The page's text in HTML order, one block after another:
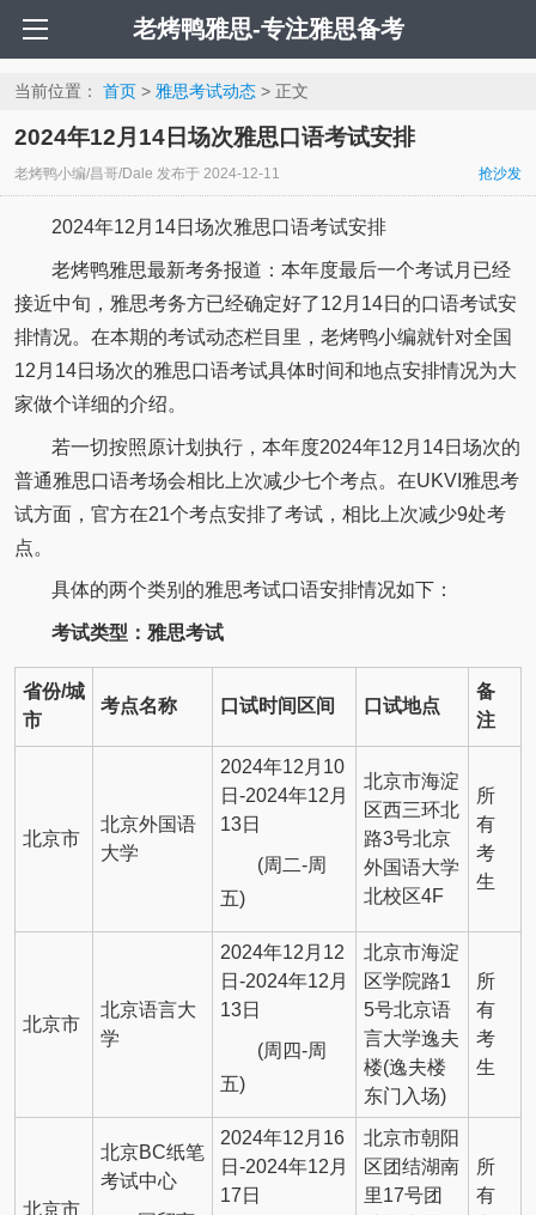
老烤鸭雅思-专注雅思备考
当前位置： 首页> 雅思考试动态> 正文
2024年12月14日场次雅思口语考试安排
老烤鸭小编/昌哥/Dale 发布于 2024-12-11 抢沙发
2024年12月14日场次雅思口语考试安排
老烤鸭雅思最新考务报道：本年度最后一个考试月已经
接近中旬，雅思考务方已经确定好了12月14日的口语考试安
排情况。在本期的考试动态栏目里，老烤鸭小编就针对全国
12月14日场次的雅思口语考试具体时间和地点安排情况为大
家做个详细的介绍。
若一切按照原计划执行，本年度2024年12月14日场次的
普通雅思口语考场会相比上次减少七个考点。在UKVI雅思考
试方面，官方在21个考点安排了考试，相比上次减少9处考
点。
具体的两个类别的雅思考试口语安排情况如下：
考试类型：雅思考试
省份/城
市
考点名称 口试时间区间 口试地点
备
注
北京市
北京外国语
大学
2024年12月10
日-2024年12月
13日
(周二-周
五)
北京市海淀
区西三环北
路3号北京
外国语大学
北校区4F
所
有
考
生
北京市
北京语言大
学
2024年12月12
日-2024年12月
13日
(周四-周
五)
北京市海淀
区学院路1
5号北京语
言大学逸夫
楼(逸夫楼
东门入场)
所
有
考
生
北京市
北京BC纸笔
考试中心
2024年12月16
日-2024年12月
17日
北京市朝阳
区团结湖南
里17号团
所
有